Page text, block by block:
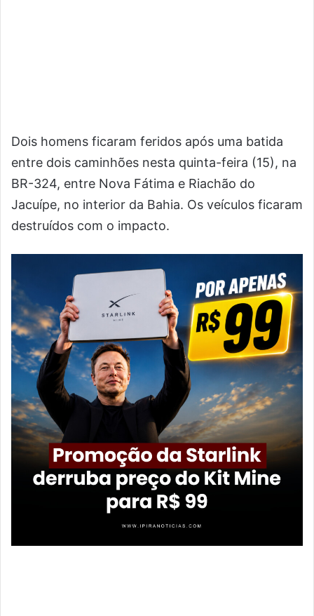
Dois homens ficaram feridos após uma batida
entre dois caminhões nesta quinta-feira (15), na
BR-324, entre Nova Fátima e Riachão do
Jacuípe, no interior da Bahia. Os veículos ficaram
destruídos com o impacto.